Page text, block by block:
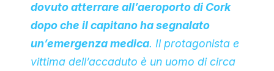
dovuto atterrare all’aeroporto di Cork
dopo che il capitano ha segnalato
un’emergenza medica. Il protagonista e
vittima dell’accaduto è un uomo di circa